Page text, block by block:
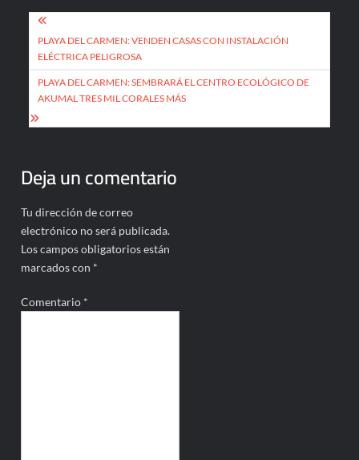
Navegación
de
entradas
PLAYA DEL CARMEN: VENDEN CASAS CON INSTALACIÓN
ELÉCTRICA PELIGROSA
PLAYA DEL CARMEN: SEMBRARÁ EL CENTRO ECOLÓGICO DE
AKUMAL TRES MIL CORALES MÁS
Deja un comentario
Tu dirección de correo
electrónico no será publicada.
Los campos obligatorios están
marcados con *
Comentario *